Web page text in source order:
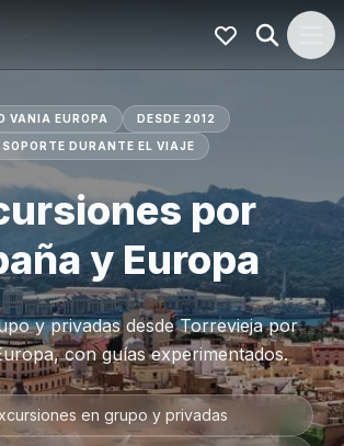
VANIA EUROPA DESDE 2012
SOPORTE DURANTE EL VIAJE
por
y Europa
y privadas desde Torrevieja por
con guías experimentados.
en grupo y privadas